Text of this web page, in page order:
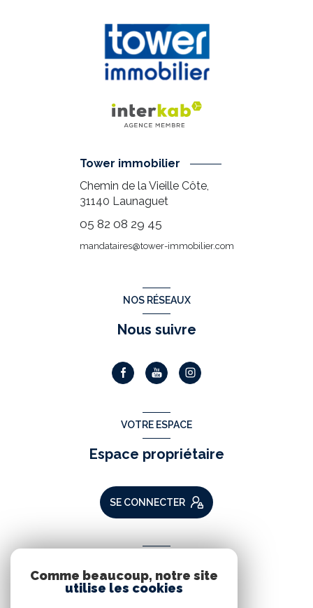
Tower immobilier
Chemin de la Vieille Côte,
31140 Launaguet
05 82 08 29 45
mandataires@tower-immobilier.com
NOS RÉSEAUX
Nous suivre
VOTRE ESPACE
Espace propriétaire
SE CONNECTER
Nous adhérons
Comme beaucoup, notre site
utilise les cookies